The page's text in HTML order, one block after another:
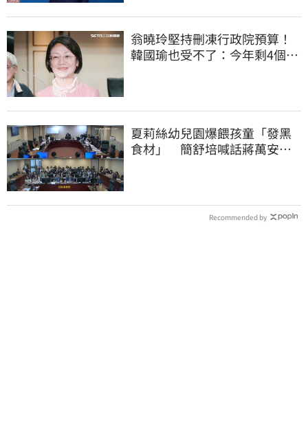
翁曉玲堅持刪凍行政院預算！
韓國瑜也受不了：今年剩4個月
夏莉絲幼兒園爆餵孩童「發黑
食材」 簡舒培喊話蔣萬安：
Recommended by